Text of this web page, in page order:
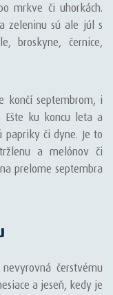
mrkve či uhorkách.
zeleninu sú ale júl s
broskyne, černice,
končí septembrom, i
Ešte ku koncu leta a
papriky či dyne. Je to
a melónov či
prelome septembra
čerstvému
a jeseň, kedy je